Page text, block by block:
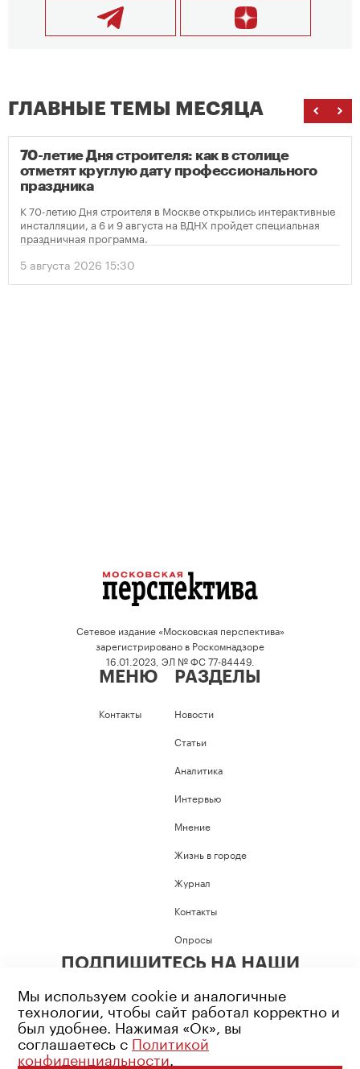
ГЛАВНЫЕ ТЕМЫ МЕСЯЦА
70-летие Дня строителя: как в столице
отметят круглую дату профессионального
праздника
К 70-летию Дня строителя в Москве открылись интерактивные
инсталляции, а 6 и 9 августа на ВДНХ пройдет специальная
праздничная программа.
5 августа 2026 15:30
Сетевое издание «Московская перспектива»
зарегистрировано в Роскомнадзоре
16.01.2023, ЭЛ № ФС 77-84449.
МЕНЮ
Контакты
РАЗДЕЛЫ
Новости
Статьи
Аналитика
Интервью
Мнение
Жизнь в городе
Журнал
Контакты
Опросы
ПОДПИШИТЕСЬ НА НАШИ
Возрастное ограничение: 16+
Мы используем cookie и аналогичные
технологии, чтобы сайт работал корректно и
был удобнее. Нажимая «Ок», вы
соглашаетесь с Политикой
конфиденциальности.